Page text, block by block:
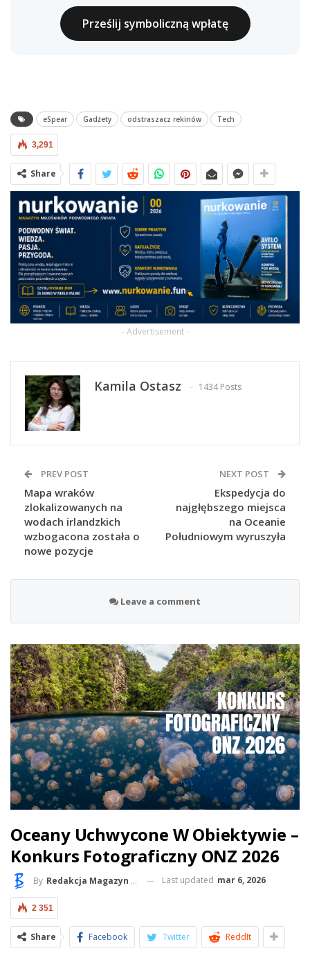
Prześlij symboliczną wpłatę
eSpear Gadżety odstraszacz rekinów Tech
3,291
Share
- Advertisement -
Kamila Ostasz 1434 Posts
PREV POST
Mapa wraków
zlokalizowanych na
wodach irlandzkich
wzbogacona została o
nowe pozycje
NEXT POST
Ekspedycja do
najgłębszego miejsca
na Oceanie
Południowym wyruszyła
Leave a comment
Oceany Uchwycone W Obiektywie –
Konkurs Fotograficzny ONZ 2026
By Redakcja Magazyn BlueLife Last updated mar 6, 2026
2 351
Share Facebook Twitter ReddIt